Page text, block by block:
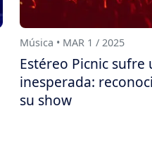
Música • MAR 1 / 2025
Estéreo Picnic sufre
inesperada:
su show